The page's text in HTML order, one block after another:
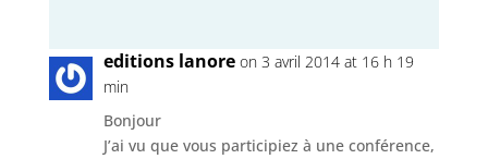
editions lanore on 3 avril 2014 at 16 h 19
min
Bonjour
J’ai vu que vous participiez à une conférence,